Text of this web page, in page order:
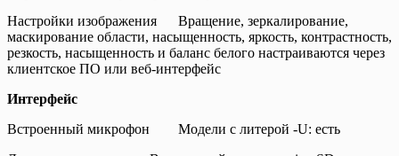
Настройки изображения
Вращение, зеркалирование,
маскирование области, насыщенность, яркость, контрастность,
резкость, насыщенность и баланс белого настраиваются через
клиентское ПО или веб-интерфейс
Интерфейс
Встроенный микрофон
Модели с литерой -U: есть